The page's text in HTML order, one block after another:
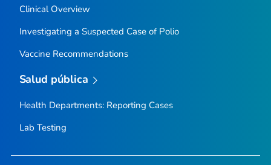
Clinical Overview
Investigating a Suspected Case of Polio
Vaccine Recommendations
Salud pública
Health Departments: Reporting Cases
Lab Testing